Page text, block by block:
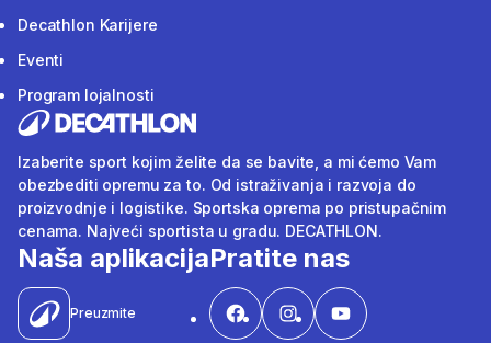
Decathlon Karijere
Eventi
Program lojalnosti
Izaberite sport kojim želite da se bavite, a mi ćemo Vam
obezbediti opremu za to. Od istraživanja i razvoja do
proizvodnje i logistike. Sportska oprema po pristupačnim
cenama. Najveći sportista u gradu. DECATHLON.
Naša aplikacija
Preuzmite
Pratite nas